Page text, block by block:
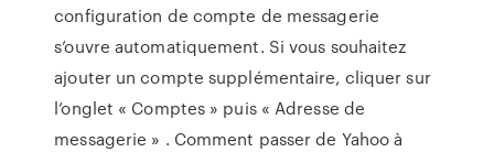
configuration de compte de messagerie
s’ouvre automatiquement. Si vous souhaitez
ajouter un compte supplémentaire, cliquer sur
l’onglet « Comptes » puis « Adresse de
messagerie » . Comment passer de Yahoo à